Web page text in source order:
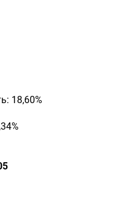
18,60%